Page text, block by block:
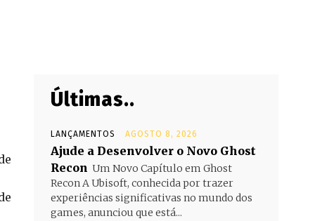
Últimas..
LANÇAMENTOS AGOSTO 8, 2026
Ajude a Desenvolver o Novo Ghost
Recon Um Novo Capítulo em Ghost
Recon A Ubisoft, conhecida por trazer
experiências significativas no mundo dos
games, anunciou que está...